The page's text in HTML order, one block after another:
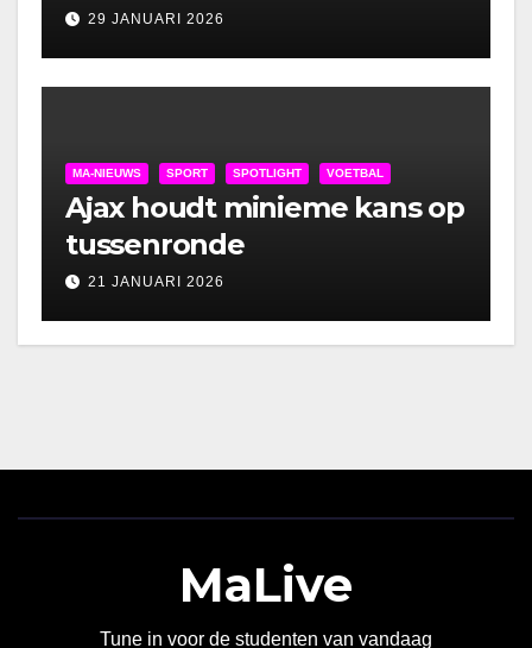
29 JANUARI 2026
MA-NIEUWS SPORT SPOTLIGHT VOETBAL
Ajax houdt minieme kans op
tussenronde
21 JANUARI 2026
MaLive
Tune in voor de studenten van vandaag